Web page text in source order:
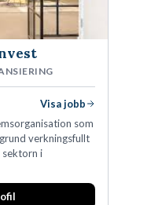
Visa jobb
som
verkningsfullt
sektorn i